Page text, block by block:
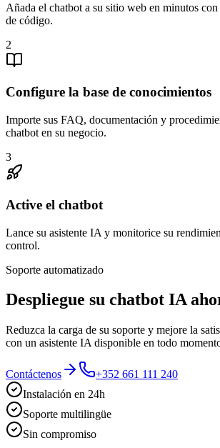
Añada el chatbot a su sitio web en minutos
de código.
2
Configure la base de conocimientos
Importe sus FAQ, documentación y
chatbot en su negocio.
3
Active el chatbot
Lance su asistente IA y monitorice su
control.
Soporte automatizado
Despliegue su chatbot IA
Reduzca la carga de su soporte y mejore la
con un asistente IA disponible en todo
Contáctenos
+352 661 111 240
Instalación en 24h
Soporte multilingüe
Sin compromiso